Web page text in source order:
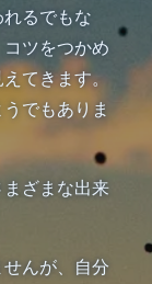
るでもな
ツをつかめ
てきます。
でもありま
ざまな出来
んが、自分